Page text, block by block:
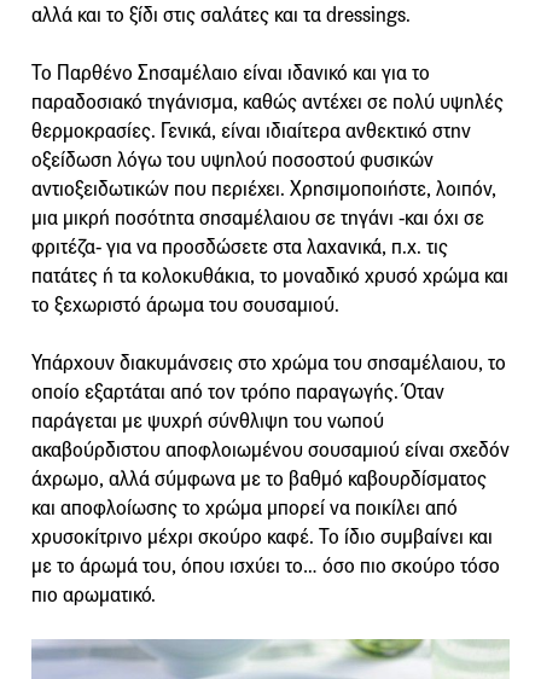
αλλά και το ξίδι στις σαλάτες και τα dressings.
Το Παρθένο Σησαμέλαιο είναι ιδανικό και για το
παραδοσιακό τηγάνισμα, καθώς αντέχει σε πολύ υψηλές
θερμοκρασίες. Γενικά, είναι ιδιαίτερα ανθεκτικό στην
οξείδωση λόγω του υψηλού ποσοστού φυσικών
αντιοξειδωτικών που περιέχει. Χρησιμοποιήστε, λοιπόν,
μια μικρή ποσότητα σησαμέλαιου σε τηγάνι -και όχι σε
φριτέζα- για να προσδώσετε στα λαχανικά, π.χ. τις
πατάτες ή τα κολοκυθάκια, το μοναδικό χρυσό χρώμα και
το ξεχωριστό άρωμα του σουσαμιού.
Υπάρχουν διακυμάνσεις στο χρώμα του σησαμέλαιου, το
οποίο εξαρτάται από τον τρόπο παραγωγής. Όταν
παράγεται με ψυχρή σύνθλιψη του νωπού
ακαβούρδιστου αποφλοιωμένου σουσαμιού είναι σχεδόν
άχρωμο, αλλά σύμφωνα με το βαθμό καβουρδίσματος
και αποφλοίωσης το χρώμα μπορεί να ποικίλει από
χρυσοκίτρινο μέχρι σκούρο καφέ. Το ίδιο συμβαίνει και
με το άρωμά του, όπου ισχύει το… όσο πιο σκούρο τόσο
πιο αρωματικό.